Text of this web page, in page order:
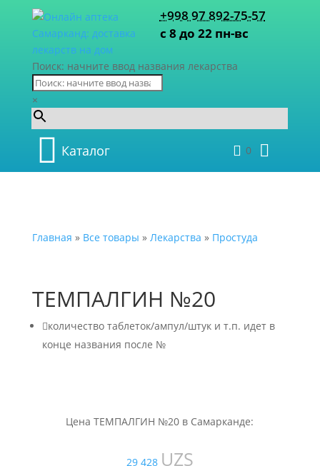
+998 97 892-75-57
с 8 до 22 пн-вс
Поиск: начните ввод названия лекарства
×
Каталог 0
Главная » Все товары » Лекарства » Простуда
ТЕМПАЛГИН №20
количество таблеток/ампул/штук и т.п. идет в
конце названия после №
Цена ТЕМПАЛГИН №20 в Самарканде:
29 428 UZS